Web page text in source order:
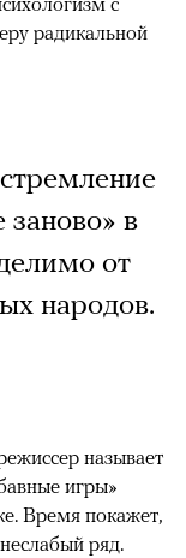
радикальной
заново» в
от
народов.
называет
игры»
Время покажет,
ряд.